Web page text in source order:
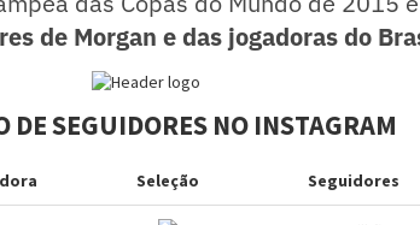
de Morgan e das jogadoras do